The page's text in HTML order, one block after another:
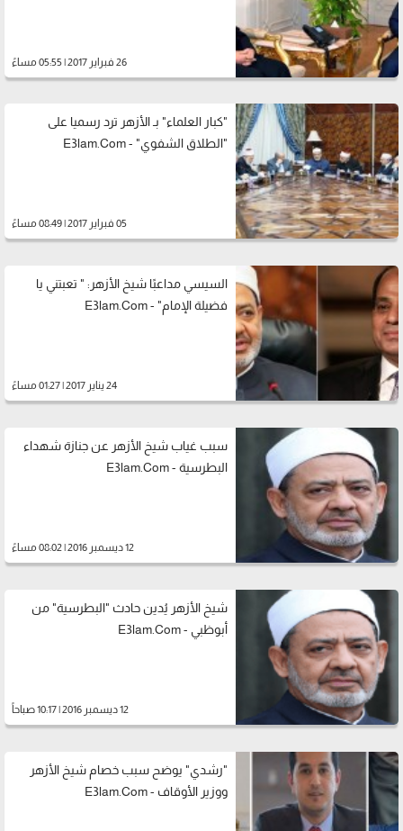
26 فبراير 2017 | 05:55 مساءً
"كبار العلماء" بـ الأزهر ترد رسميا على
"الطلاق الشفوي" - E3lam.Com
05 فبراير 2017 | 08:49 مساءً
السيسي مداعبًا شيخ الأزهر: " تعبتني يا
فضيلة الإمام" - E3lam.Com
24 يناير 2017 | 01:27 مساءً
سبب غياب شيخ الأزهر عن جنازة شهداء
البطرسية - E3lam.Com
12 ديسمبر 2016 | 08:02 مساءً
شيخ الأزهر يُدين حادث "البطرسية" من
أبوظبي - E3lam.Com
12 ديسمبر 2016 | 10:17 صباحاً
"رشدي" يوضح سبب خصام شيخ الأزهر
ووزير الأوقاف - E3lam.Com